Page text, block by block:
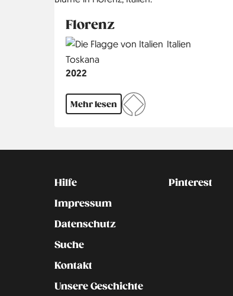
Florenz
Country
Italien
Region
Toskana
Jahr
2022
Mehr lesen
Kontakt
Hilfe
Impressum
Datenschutz
Suche
Kontakt
Unsere Geschichte
Social
Pinterest